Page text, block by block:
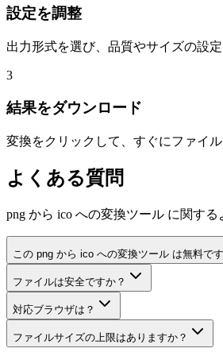
設定を調整
出力形式を選び、品質やサイズの設定
3
結果をダウンロード
変換をクリックして、すぐにファイ
よくある質問
png から ico への変換ツール に関する
この png から ico への変換ツール は無料で
ファイルは安全ですか？
対応ブラウザは？
ファイルサイズの上限はありますか？